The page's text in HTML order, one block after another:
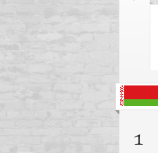
1